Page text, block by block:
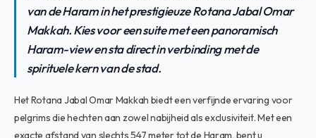
van de Haram in het prestigieuze Rotana Jabal Omar
Makkah. Kies voor een suite met een panoramisch
Haram-view en sta direct in verbinding met de
spirituele kern van de stad.
Het Rotana Jabal Omar Makkah biedt een verfijnde ervaring voor
pelgrims die hechten aan zowel nabijheid als exclusiviteit. Met een
exacte afstand van slechts 547 meter tot de Haram, bent u